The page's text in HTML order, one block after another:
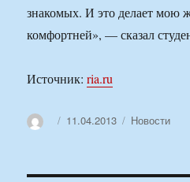
знакомых. И это делает мою
комфортней», — сказал
Источник:ria.ru
АвторОпубликовано
11.04.2013 Рубрики
Новости